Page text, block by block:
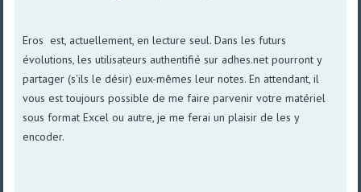
Eros est, actuellement, en lecture seul. Dans les futurs
évolutions, les utilisateurs authentifié sur adhes.net pourront y
partager (s'ils le désir) eux-mêmes leur notes. En attendant, il
vous est toujours possible de me faire parvenir votre matériel
sous format Excel ou autre, je me ferai un plaisir de les y
encoder.